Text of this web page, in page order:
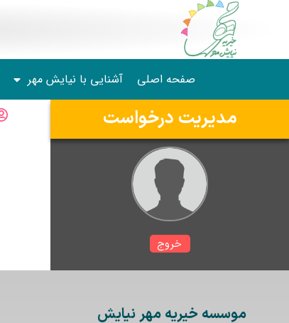
صفحه اصلی آشنایی با نیایش مهر
مدیریت درخواست
خروج
موسسه خیریه مهر نیایش